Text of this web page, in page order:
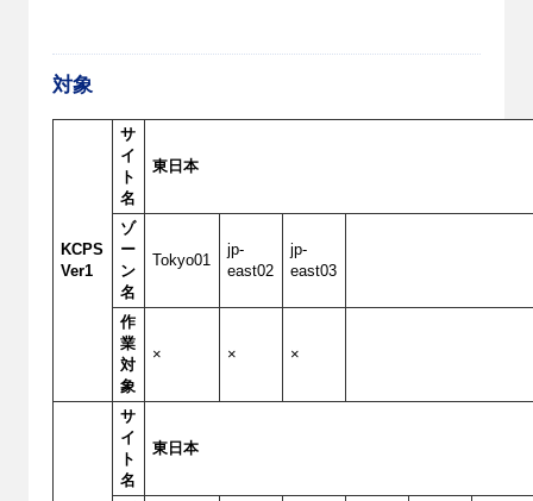
対象
KCPS
Ver1
サ
イ
ト
名
東日本
ゾ
ー
ン
名
Tokyo01
jp-
east02
jp-
east03
作
業
対
象
× × ×
サ
イ
ト
名
東日本